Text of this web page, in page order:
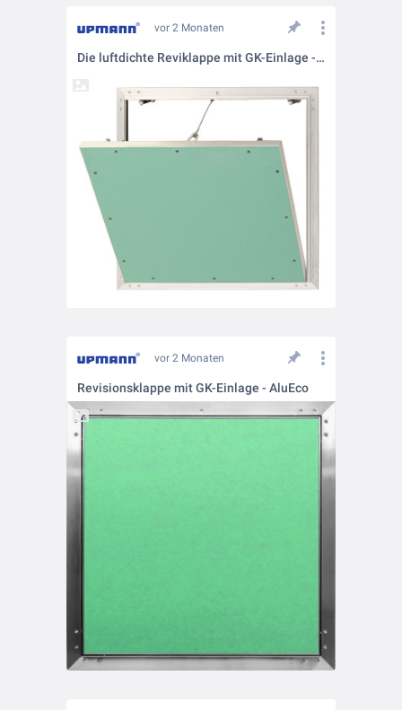
vor 2 Monaten
Die luftdichte Reviklappe mit GK-Einlage - AluEco Flex
vor 2 Monaten
Revisionsklappe mit GK-Einlage - AluEco